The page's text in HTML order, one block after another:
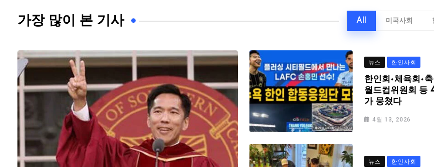
가장 많이 본 기사 All 미국사회
뉴스 한인사회
한인회·체육회·
월드컵위원회 등
가 뭉쳤다
4월 13, 2026
뉴스 한인사회